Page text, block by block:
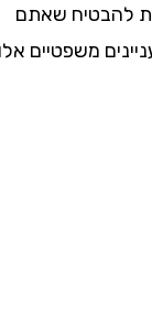
שאתם
משפטיים אלו.